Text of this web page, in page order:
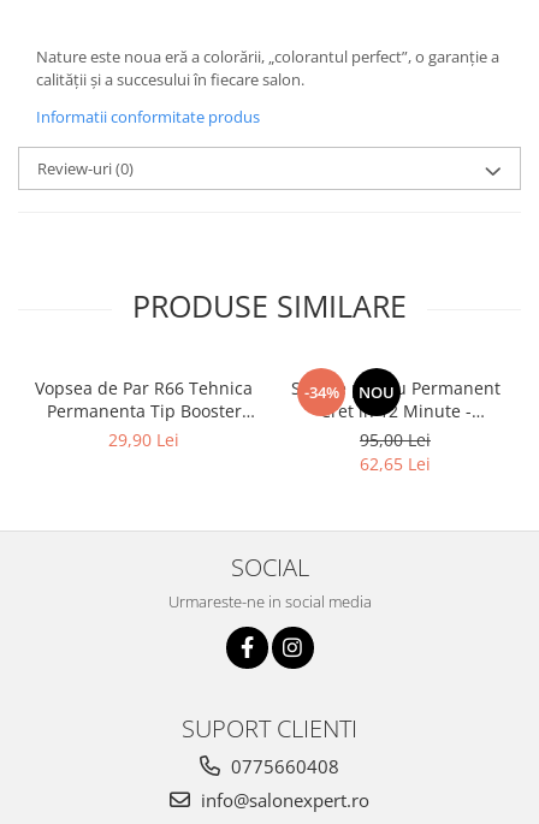
Nature este noua eră a colorării, „colorantul perfect”, o garanție a
calității și a succesului în fiecare salon.
Informatii conformitate produs
Review-uri(0)
PRODUSE SIMILARE
Vopsea de Par R66 Tehnica
Permanenta Tip Booster
Rosu - Fanola Color Cream
29,90 Lei
-34% NOU
Solutie pentru Permanent
Cret in 12 Minute -
Universal Moved 12Min
Ammonia Free Waving
System Be Tech 500ml - Be
95,00 Lei
62,65 Lei
SOCIAL
Urmareste-ne in social media
SUPORT CLIENTI
0775660408
info@salonexpert.ro